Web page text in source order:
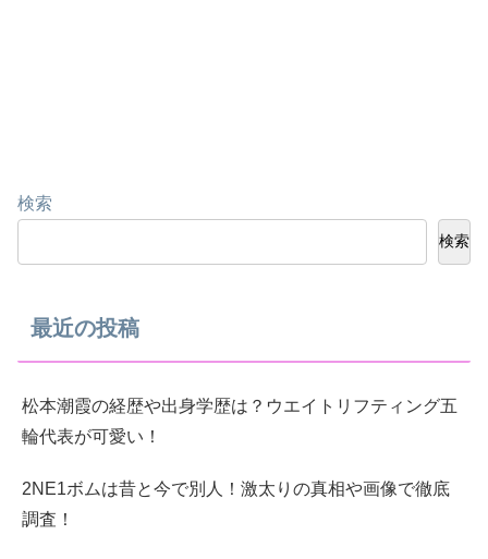
検索
検索
最近の投稿
松本潮霞の経歴や出身学歴は？ウエイトリフティング五
輪代表が可愛い！
2NE1ボムは昔と今で別人！激太りの真相や画像で徹底
調査！